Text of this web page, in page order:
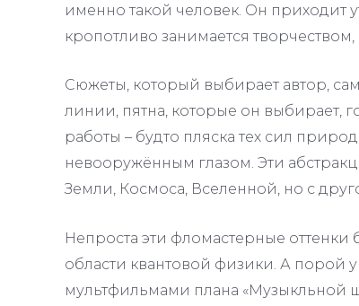
именно такой человек. Он приходит
кропотливо занимается
Сюжеты, который выбирает автор,
линии, пятна, которые он выбирает,
работы – будто пляска тех сил
невооружённым глазом. Эти
Земли, Космоса, Вселенной, но с
Непроста эти фломастерные оттенки
области квантовой физики. А порой
мультфильмами плана «Музыкльной